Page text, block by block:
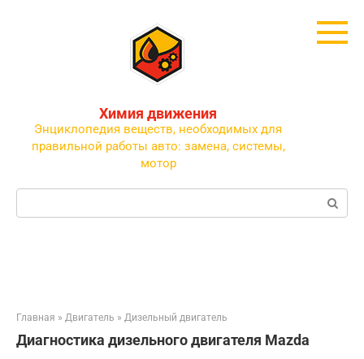
Химия движения
Энциклопедия веществ, необходимых для
правильной работы авто: замена, системы,
мотор
Поиск:
Главная » Двигатель » Дизельный двигатель
Диагностика дизельного двигателя Mazda